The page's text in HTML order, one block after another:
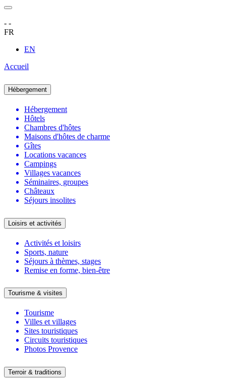
- -
FR
EN
Accueil
Hébergement
Hébergement
Hôtels
Chambres d'hôtes
Maisons d'hôtes de charme
Gîtes
Locations vacances
Campings
Villages vacances
Séminaires, groupes
Châteaux
Séjours insolites
Loisirs et activités
Activités et loisirs
Sports, nature
Séjours à thèmes, stages
Remise en forme, bien-être
Tourisme & visites
Tourisme
Villes et villages
Sites touristiques
Circuits touristiques
Photos Provence
Terroir & traditions